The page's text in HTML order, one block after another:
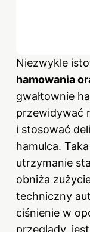
Niezwykle
hamowania
gwałtownie
przewidywać
i stosować
hamulca.
utrzymanie
obniża
techniczny
ciśnienie w
przeglądy,